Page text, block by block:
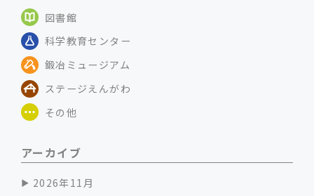
図書館
科学教育センター
鍛冶ミュージアム
ステージえんがわ
その他
アーカイブ
2026年11月